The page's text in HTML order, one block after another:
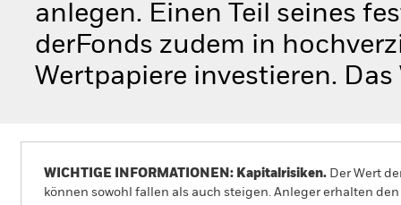
anlegen. Einen Teil seines
derFonds zudem in
Wertpapiere investieren.
WICHTIGE INFORMATIONEN: Kapitalrisiken. Der Wert
können sowohl fallen als auch steigen. Anleger erhalten